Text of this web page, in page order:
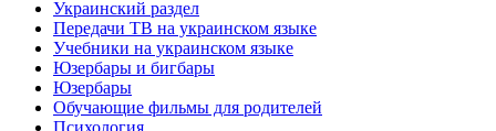
Украинский раздел
Передачи ТВ на украинском языке
Учебники на украинском языке
Юзербары и бигбары
Юзербары
Обучающие фильмы для родителей
Психология